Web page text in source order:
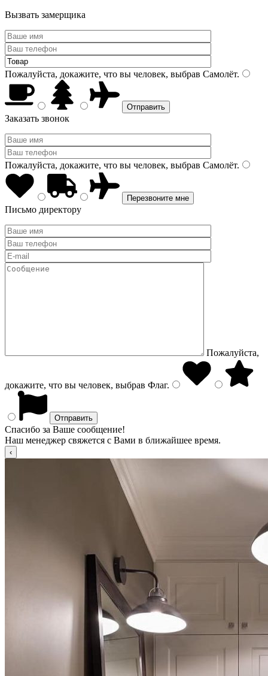
Вызвать замерщика
Пожалуйста, докажите, что вы человек, выбрав Самолёт.
Заказать звонок
Пожалуйста, докажите, что вы человек, выбрав Самолёт.
Письмо директору
Пожалуйста,
докажите, что вы человек, выбрав Флаг.
Спасибо за Ваше сообщение!
Наш менеджер свяжется с Вами в ближайшее время.